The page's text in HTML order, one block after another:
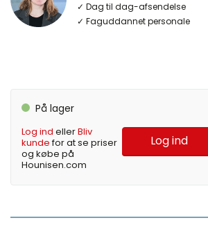
✓ Dag til dag-afsendelse
✓ Faguddannet personale
På lager
Log ind ellerBliv
kundefor at se priser
og købe på
Hounisen.com
Log ind